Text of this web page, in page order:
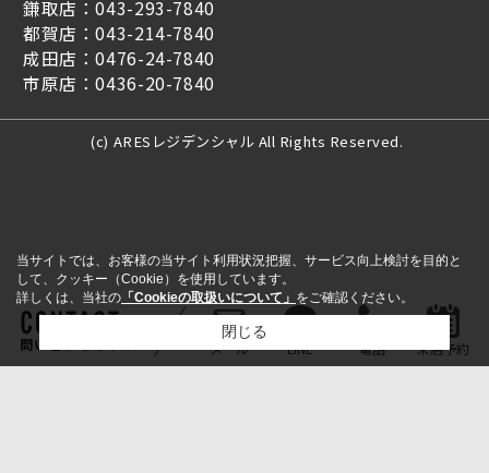
鎌取店：043-293-7840
都賀店：043-214-7840
成田店：0476-24-7840
市原店：0436-20-7840
(c) ARESレジデンシャル All Rights Reserved.
問い合わせをする メール LINE 電話 来店予約
当サイトでは、お客様の当サイト利用状況把握、サービス向上検討を目的と
して、クッキー（Cookie）を使用しています。
詳しくは、当社の 「Cookieの取扱いについて」 をご確認ください。
閉じる